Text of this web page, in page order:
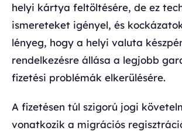
helyi kártya feltöltésére, de ez
ismereteket igényel, és
lényeg, hogy a helyi valuta
rendelkezésre állása a legjobb
fizetési problémák elkerülésére.
A fizetésen túl szigorú jogi
vonatkozik a migrációs